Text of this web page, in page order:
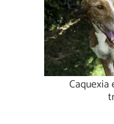
Caquexia